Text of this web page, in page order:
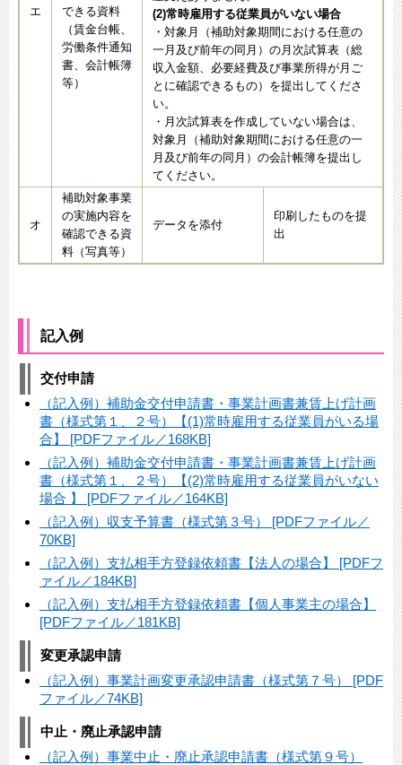
エ
できる資料
（賃金台帳、
労働条件通知
書、会計帳簿
等）
(2)常時雇用する従業員がいない場合
・対象月（補助対象期間における任意の
一月及び前年の同月）の月次試算表（総
収入金額、必要経費及び事業所得が月ご
とに確認できるもの）を提出してくださ
い。
・月次試算表を作成していない場合は、
対象月（補助対象期間における任意の一
月及び前年の同月）の会計帳簿を提出し
てください。
オ
補助対象事業
の実施内容を
確認できる資
料（写真等）
データを添付
印刷したものを提
出
記入例
交付申請
（記入例）補助金交付申請書・事業計画書兼賃上げ計画
書（様式第１、２号）【(1)常時雇用する従業員がいる場
合】 [PDFファイル／168KB]
（記入例）補助金交付申請書・事業計画書兼賃上げ計画
書（様式第１、２号）【(2)常時雇用する従業員がいない
場合 】 [PDFファイル／164KB]
（記入例）収支予算書（様式第３号） [PDFファイル／
70KB]
（記入例）支払相手方登録依頼書【法人の場合】 [PDFフ
ァイル／184KB]
（記入例）支払相手方登録依頼書【個人事業主の場合】
[PDFファイル／181KB]
変更承認申請
（記入例）事業計画変更承認申請書（様式第７号） [PDF
ファイル／74KB]
中止・廃止承認申請
（記入例）事業中止・廃止承認申請書（様式第９号）